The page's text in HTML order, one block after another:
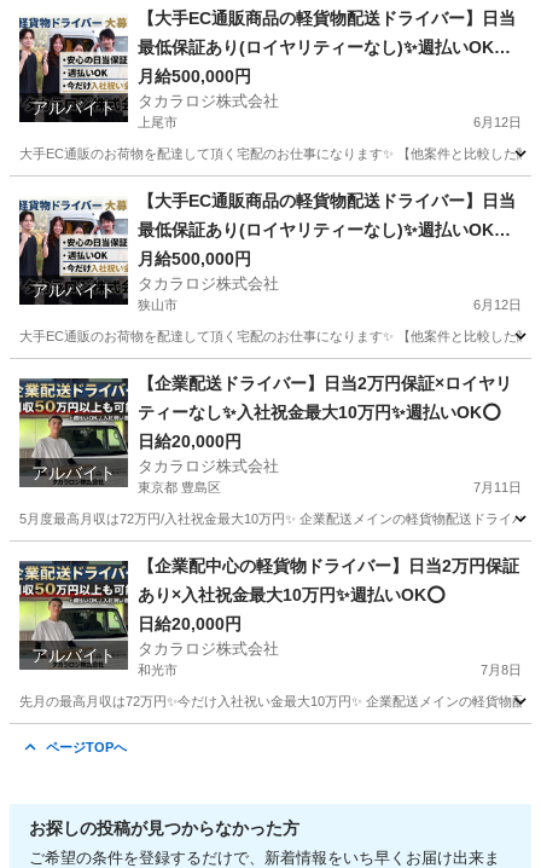
ドライバー 貨物
アルバイト
【大手EC通販商品の軽貨物配送ドライバー】日当
最低保証あり(ロイヤリティーなし)✨週払いOK⭕️
普通免許さえあれば即稼働可
月給500,000円
タカラロジ株式会社
上尾市 6月12日
大手EC通販のお荷物を配達して頂く宅配のお仕事になります✨ 【他案件と比較した
ドライバー 貨物
アルバイト
【大手EC通販商品の軽貨物配送ドライバー】日当
最低保証あり(ロイヤリティーなし)✨週払いOK⭕️
普通免許さえあれば即稼働可
月給500,000円
タカラロジ株式会社
狭山市 6月12日
大手EC通販のお荷物を配達して頂く宅配のお仕事になります✨ 【他案件と比較した
ドライバー 貨物
アルバイト
【企業配送ドライバー】日当2万円保証×ロイヤリ
ティーなし✨入社祝金最大10万円✨週払いOK⭕️
日給20,000円
タカラロジ株式会社
東京都 豊島区 7月11日
5月度最高月収は72万円/入社祝金最大10万円✨ 企業配送メインの軽貨物配送ドライ
ドライバー 貨物
アルバイト
【企業配中心の軽貨物ドライバー】日当2万円保証
あり×入社祝金最大10万円✨週払いOK⭕️
日給20,000円
タカラロジ株式会社
和光市 7月8日
先月の最高月収は72万円✨今だけ入社祝い金最大10万円✨ 企業配送メインの軽貨物配
ページTOPへ
お探しの投稿が見つからなかった方
ご希望の条件を登録するだけで、新着情報をいち早くお届け出来ま